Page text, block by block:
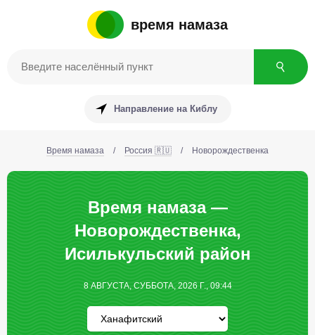
время намаза
Направление на Киблу
Время намаза / Россия 🇷🇺 / Новорождественка
Время намаза —
Новорождественка,
Исилькульский район
8 АВГУСТА, СУББОТА, 2026 Г., 09:44